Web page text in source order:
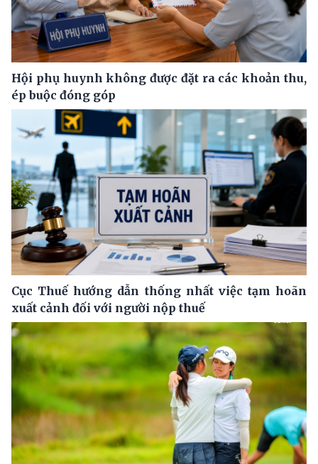
Hội phụ huynh không được đặt ra các khoản thu,
ép buộc đóng góp
Cục Thuế hướng dẫn thống nhất việc tạm hoãn
xuất cảnh đối với người nộp thuế